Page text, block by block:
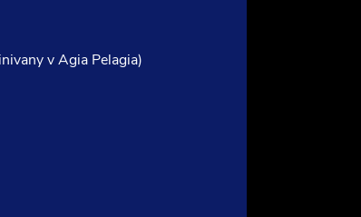
v Agia Pelagia)